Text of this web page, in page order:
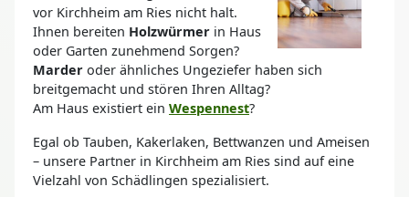
vor Kirchheim am Ries nicht halt.
Ihnen bereiten Holzwürmer in Haus
oder Garten zunehmend Sorgen?
Marder oder ähnliches Ungeziefer haben sich
breitgemacht und stören Ihren Alltag?
Am Haus existiert ein Wespennest?
Egal ob Tauben, Kakerlaken, Bettwanzen und Ameisen
– unsere Partner in Kirchheim am Ries sind auf eine
Vielzahl von Schädlingen spezialisiert.